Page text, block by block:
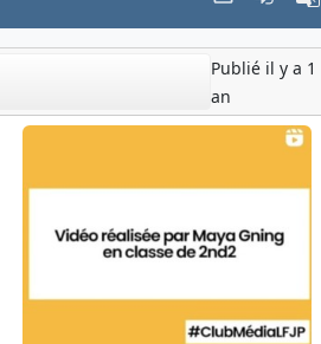
Publié il y a 1
an